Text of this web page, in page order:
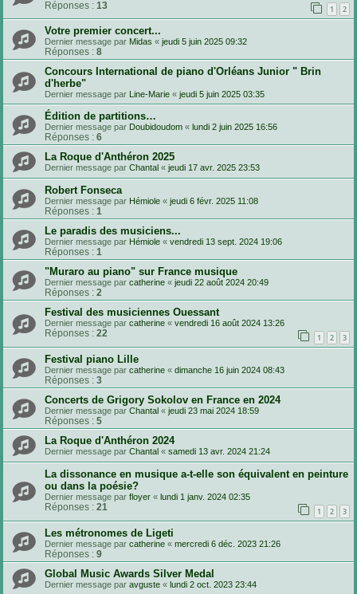
Réponses : 13 1 2
Votre premier concert...
Dernier message par Midas « jeudi 5 juin 2025 09:32
Réponses : 8
Concours International de piano d'Orléans Junior " Brin
d'herbe"
Dernier message par Line-Marie « jeudi 5 juin 2025 03:35
Édition de partitions…
Dernier message par Doubidoudom « lundi 2 juin 2025 16:56
Réponses : 6
La Roque d'Anthéron 2025
Dernier message par Chantal « jeudi 17 avr. 2025 23:53
Robert Fonseca
Dernier message par Hémiole « jeudi 6 févr. 2025 11:08
Réponses : 1
Le paradis des musiciens...
Dernier message par Hémiole « vendredi 13 sept. 2024 19:06
Réponses : 1
"Muraro au piano" sur France musique
Dernier message par catherine « jeudi 22 août 2024 20:49
Réponses : 2
Festival des musiciennes Ouessant
Dernier message par catherine « vendredi 16 août 2024 13:26
Réponses : 22 1 2 3
Festival piano Lille
Dernier message par catherine « dimanche 16 juin 2024 08:43
Réponses : 3
Concerts de Grigory Sokolov en France en 2024
Dernier message par Chantal « jeudi 23 mai 2024 18:59
Réponses : 5
La Roque d'Anthéron 2024
Dernier message par Chantal « samedi 13 avr. 2024 21:24
La dissonance en musique a-t-elle son équivalent en peinture
ou dans la poésie?
Dernier message par floyer « lundi 1 janv. 2024 02:35
Réponses : 21 1 2 3
Les métronomes de Ligeti
Dernier message par catherine « mercredi 6 déc. 2023 21:26
Réponses : 9
Global Music Awards Silver Medal
Dernier message par avguste « lundi 2 oct. 2023 23:44